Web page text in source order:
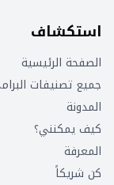
استكشاف
الصفحة الرئيسية
جميع تصنيفات
المدونة
كيف يمكنني؟
المعرفة
كن شريكاً